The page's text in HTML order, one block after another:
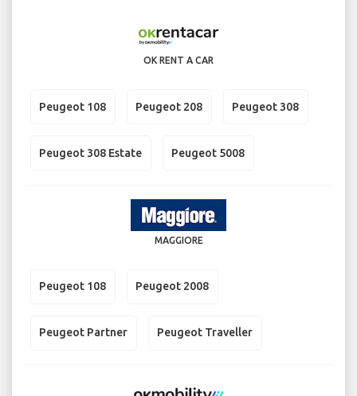
OK RENT A CAR
Peugeot 108 Peugeot 208 Peugeot 308
Peugeot 308 Estate Peugeot 5008
MAGGIORE
Peugeot 108 Peugeot 2008
Peugeot Partner Peugeot Traveller